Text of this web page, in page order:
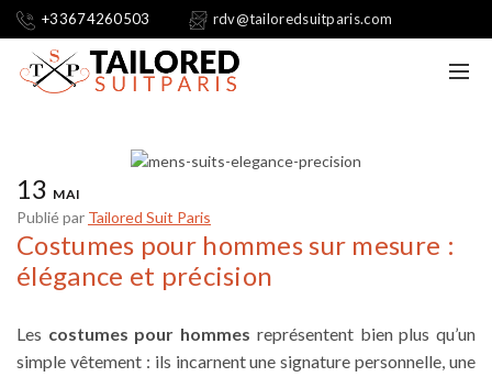
+33674260503 rdv@tailoredsuitparis.com
13 MAI
Costumes pour hommes sur mesure :
élégance et précision
Publié par Tailored Suit Paris
Les costumes pour hommes représentent bien plus qu’un
simple vêtement : ils incarnent une signature personnelle, une